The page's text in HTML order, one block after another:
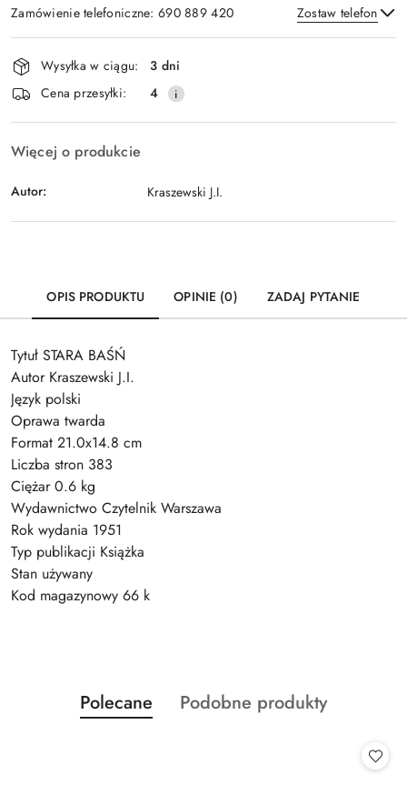
Zamówienie telefoniczne: 690 889 420 Zostaw telefon
Wyślij
Dostępność
i
dostawa
Wysyłka w ciągu:
3 dni
Cena przesyłki:
4
Więcej o produkcie
Autor: Kraszewski J.I.
OPIS PRODUKTU OPINIE (0) ZADAJ PYTANIE
Tytuł STARA BAŚŃ
Autor Kraszewski J.I.
Język polski
Oprawa twarda
Format 21.0x14.8 cm
Liczba stron 383
Ciężar 0.6 kg
Wydawnictwo Czytelnik Warszawa
Rok wydania 1951
Typ publikacji Książka
Stan używany
Kod magazynowy 66 k
Pomiń karuzelę produktów
Produkty
o
Polecane
Produkty
Podobne produkty